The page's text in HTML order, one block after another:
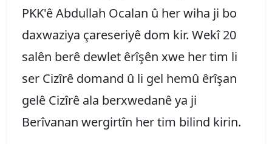
PKK'ê Abdullah Ocalan û her wiha ji bo
daxwaziya çareseriyê dom kir. Wekî 20
salên berê dewlet êrîşên xwe her tim li
ser Cizîrê domand û li gel hemû êrîşan
gelê Cizîrê ala berxwedanê ya ji
Berîvanan wergirtîn her tim bilind kirin.